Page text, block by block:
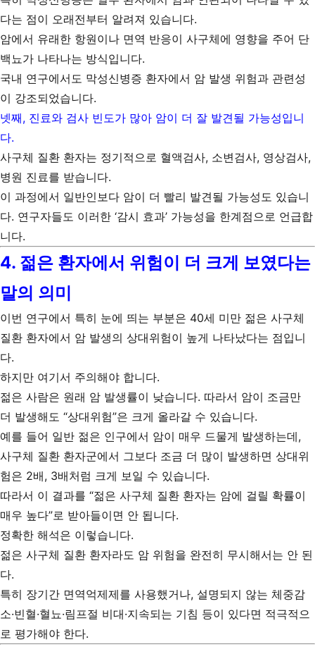
다는 점이 오래전부터 알려져 있습니다.
암에서 유래한 항원이나 면역 반응이 사구체에 영향을 주어 단
백뇨가 나타나는 방식입니다.
국내 연구에서도 막성신병증 환자에서 암 발생 위험과 관련성
이 강조되었습니다.
넷째, 진료와 검사 빈도가 많아 암이 더 잘 발견될 가능성입니
다.
사구체 질환 환자는 정기적으로 혈액검사, 소변검사, 영상검사,
병원 진료를 받습니다.
이 과정에서 일반인보다 암이 더 빨리 발견될 가능성도 있습니
다. 연구자들도 이러한 ‘감시 효과’ 가능성을 한계점으로 언급합
니다.
4. 젊은 환자에서 위험이 더 크게 보였다는
말의 의미
이번 연구에서 특히 눈에 띄는 부분은 40세 미만 젊은 사구체
질환 환자에서 암 발생의 상대위험이 높게 나타났다는 점입니
다.
하지만 여기서 주의해야 합니다.
젊은 사람은 원래 암 발생률이 낮습니다. 따라서 암이 조금만
더 발생해도 “상대위험”은 크게 올라갈 수 있습니다.
예를 들어 일반 젊은 인구에서 암이 매우 드물게 발생하는데,
사구체 질환 환자군에서 그보다 조금 더 많이 발생하면 상대위
험은 2배, 3배처럼 크게 보일 수 있습니다.
따라서 이 결과를 “젊은 사구체 질환 환자는 암에 걸릴 확률이
매우 높다”로 받아들이면 안 됩니다.
정확한 해석은 이렇습니다.
젊은 사구체 질환 환자라도 암 위험을 완전히 무시해서는 안 된
다.
특히 장기간 면역억제제를 사용했거나, 설명되지 않는 체중감
소·빈혈·혈뇨·림프절 비대·지속되는 기침 등이 있다면 적극적으
로 평가해야 한다.